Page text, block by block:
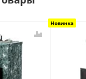
Новинка